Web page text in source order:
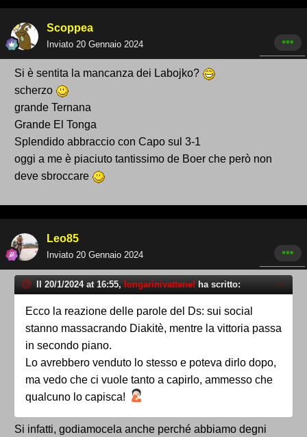
Scoppea
Inviato 20 Gennaio 2024
Si è sentita la mancanza dei Labojko?
scherzo
grande Ternana
Grande El Tonga
Splendido abbraccio con Capo sul 3-1
oggi a me è piaciuto tantissimo de Boer che però non
deve sbroccare
Leo85
Inviato 20 Gennaio 2024
Il 20/1/2024 at 16:55, longarinivattene! ha scritto:
Ecco la reazione delle parole del Ds: sui social
stanno massacrando Diakitè, mentre la vittoria passa
in secondo piano.
Lo avrebbero venduto lo stesso e poteva dirlo dopo,
ma vedo che ci vuole tanto a capirlo, ammesso che
qualcuno lo capisca!
Si infatti, godiamocela anche perché abbiamo degni